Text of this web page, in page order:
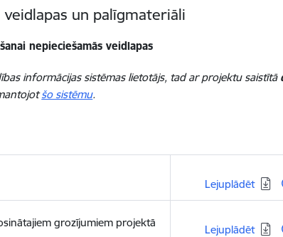
un palīgmateriāli
nepieciešamās veidlapas
informācijas sistēmas lietotājs, tad ar projektu saistītā
šo sistēmu.
Lejupielādēt:
Lejuplādēt
grozījumiem projektā Lejupielādēt:
Lejuplādēt